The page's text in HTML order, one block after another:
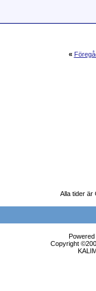
«
Alla tider är
Copyright